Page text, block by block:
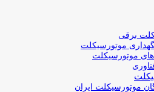
برقی
موتورسیکلت
موتورسیکلت
موتورسیکلت ایران